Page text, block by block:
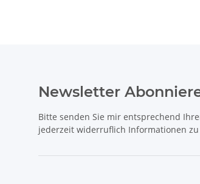
Newsletter
Bitte senden Sie mir entsprechend
jederzeit widerruflich Informationen